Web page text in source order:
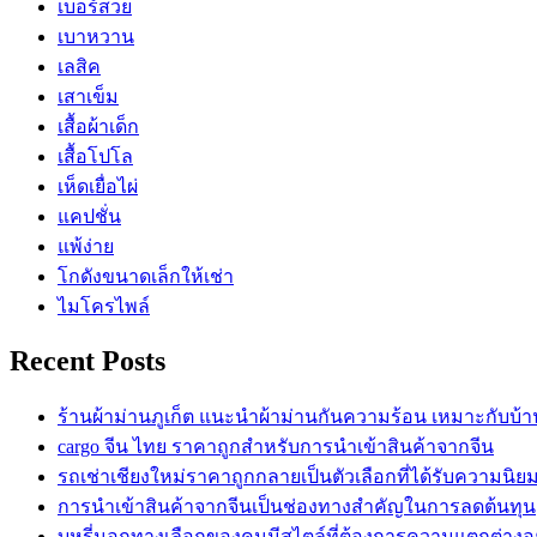
เบอร์สวย
เบาหวาน
เลสิค
เสาเข็ม
เสื้อผ้าเด็ก
เสื้อโปโล
เห็ดเยื่อไผ่
แคปชั่น
แพ้ง่าย
โกดังขนาดเล็กให้เช่า
ไมโครไพล์
Recent Posts
ร้านผ้าม่านภูเก็ต แนะนำผ้าม่านกันความร้อน เหมาะกับบ้า
cargo จีน ไทย ราคาถูกสำหรับการนำเข้าสินค้าจากจีน
รถเช่าเชียงใหม่ราคาถูกกลายเป็นตัวเลือกที่ได้รับความนิยม
การนำเข้าสินค้าจากจีนเป็นช่องทางสำคัญในการลดต้นทุน